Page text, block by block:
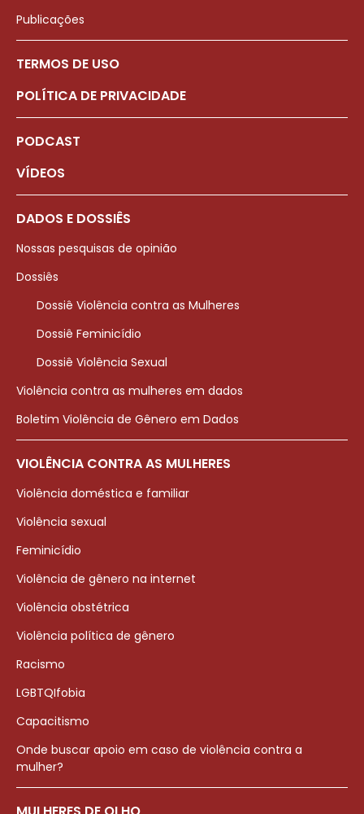
Publicações
TERMOS DE USO
POLÍTICA DE PRIVACIDADE
PODCAST
VÍDEOS
DADOS E DOSSIÊS
Nossas pesquisas de opinião
Dossiês
Dossiê Violência contra as Mulheres
Dossiê Feminicídio
Dossiê Violência Sexual
Violência contra as mulheres em dados
Boletim Violência de Gênero em Dados
VIOLÊNCIA CONTRA AS MULHERES
Violência doméstica e familiar
Violência sexual
Feminicídio
Violência de gênero na internet
Violência obstétrica
Violência política de gênero
Racismo
LGBTQIfobia
Capacitismo
Onde buscar apoio em caso de violência contra a
mulher?